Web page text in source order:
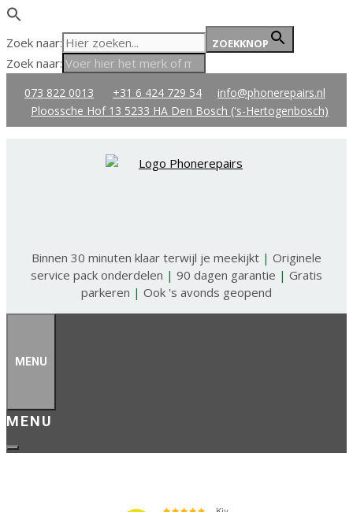
Zoek naar: ZOEKKNOP
Zoek naar:
naar073 822 0013 +31 6 424 729 54
info@phonerepairs.nl
Ploossche Hof 13 5233 HA Den Bosch ('s-Hertogenbosch)
Binnen 30 minuten klaar terwijl je meekijkt | Originele
service pack onderdelen | 90 dagen garantie | Gratis
parkeren | Ook 's avonds geopend
MENU